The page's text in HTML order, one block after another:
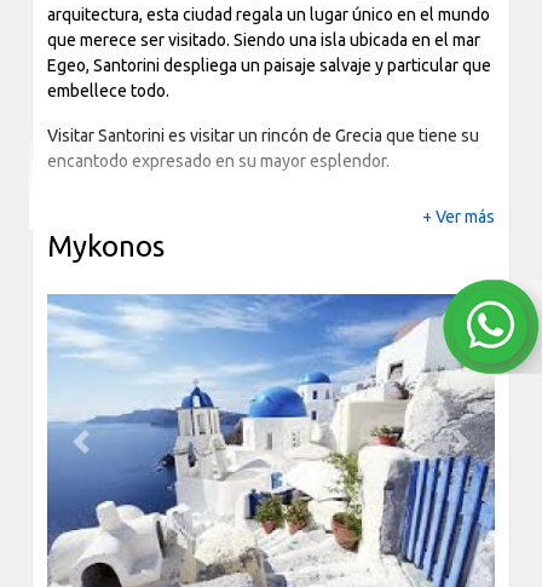
arquitectura, esta ciudad regala un lugar único en el mundo
que merece ser visitado. Siendo una isla ubicada en el mar
Egeo, Santorini despliega un paisaje salvaje y particular que
embellece todo.
Visitar Santorini es visitar un rincón de Grecia que tiene su
encantodo expresado en su mayor esplendor.
+ Ver más
Mykonos
Previous Next